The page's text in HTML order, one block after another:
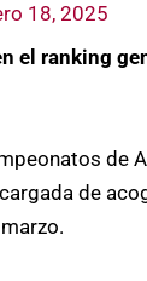
18, 2025
el ranking
de
de